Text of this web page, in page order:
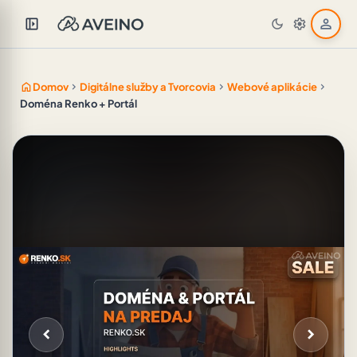
left_panel_open dark_mode settings person
homeDomov chevron_right Digitálne služby a Tvorcovia chevron_right Webové aplikácie chevron_right
Doména Renko + Portál
chevron_left chevron_right